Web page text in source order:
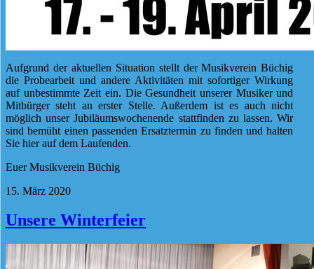
Aufgrund der aktuellen Situation stellt der Musikverein Büchig
die Probearbeit und andere Aktivitäten mit sofortiger Wirkung
auf unbestimmte Zeit ein. Die Gesundheit unserer Musiker und
Mitbürger steht an erster Stelle. Außerdem ist es auch nicht
möglich unser Jubiläumswochenende stattfinden zu lassen. Wir
sind bemüht einen passenden Ersatztermin zu finden und halten
Sie hier auf dem Laufenden.
Euer Musikverein Büchig
15. März 2020
Unsere Winterfeier